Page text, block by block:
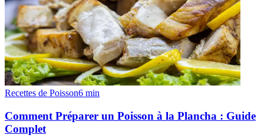
Recettes de Poisson6 min
Comment Préparer un Poisson à la Plancha : Guide
Complet